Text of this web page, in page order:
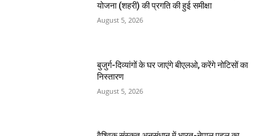
योजना (शहरी) की प्रगति की हुई समीक्षा
August 5, 2026
बुजुर्ग-दिव्यांगों के घर जाएंगे बीएलओ, करेंगे नोटिसों का
निस्तारण
August 5, 2026